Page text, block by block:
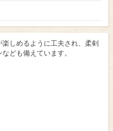
しめるように工夫され、柔剣
ども備えています。